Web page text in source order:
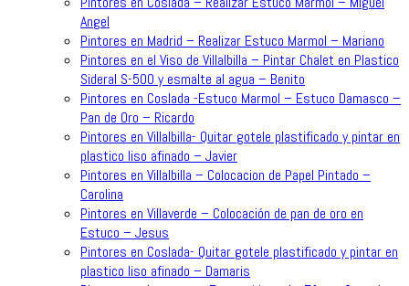
Angel
Pintores en Madrid – Realizar Estuco Marmol – Mariano
Pintores en el Viso de Villalbilla – Pintar Chalet en Plastico
Sideral S-500 y esmalte al agua – Benito
Pintores en Coslada -Estuco Marmol – Estuco Damasco –
Pan de Oro – Ricardo
Pintores en Villalbilla- Quitar gotele plastificado y pintar en
plastico liso afinado – Javier
Pintores en Villalbilla – Colocacion de Papel Pintado –
Carolina
Pintores en Villaverde – Colocación de pan de oro en
Estuco – Jesus
Pintores en Coslada- Quitar gotele plastificado y pintar en
plastico liso afinado – Damaris